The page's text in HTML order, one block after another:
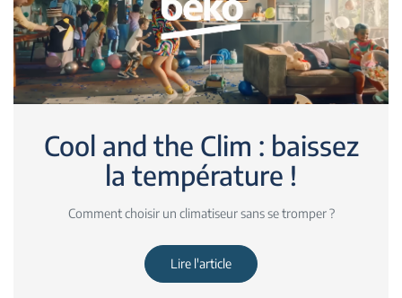
Cool and the Clim : baissez
la température !
Comment choisir un climatiseur sans se tromper ?
Lire l'article